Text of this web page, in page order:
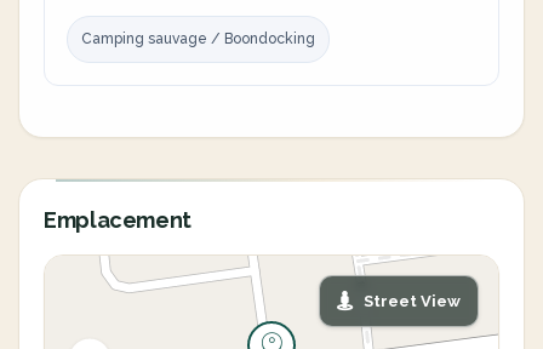
Camping sauvage / Boondocking
Emplacement
Street View